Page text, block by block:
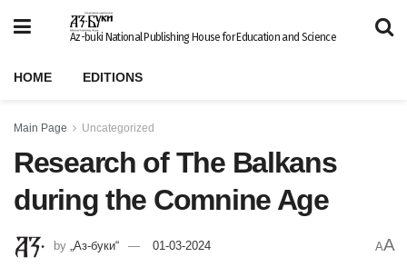
Az-buki National Publishing House for Education and Science
HOME EDITIONS
Main Page Uncategorized
Research of The Balkans
during the Comnine Age
by „Аз-буки“ 01-03-2024 AA